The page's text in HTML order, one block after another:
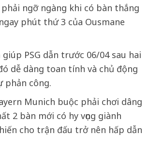
ngỡ ngàng khi có bàn thắng
phút thứ 3 của Ousmane
PSG dẫn trước 06/04 sau hai
dễ dàng toan tính và chủ động
phản công.
Munich buộc phải chơi dâng
2 bàn mới có hy vọng giành
cho trận đấu trở nên hấp dẫn